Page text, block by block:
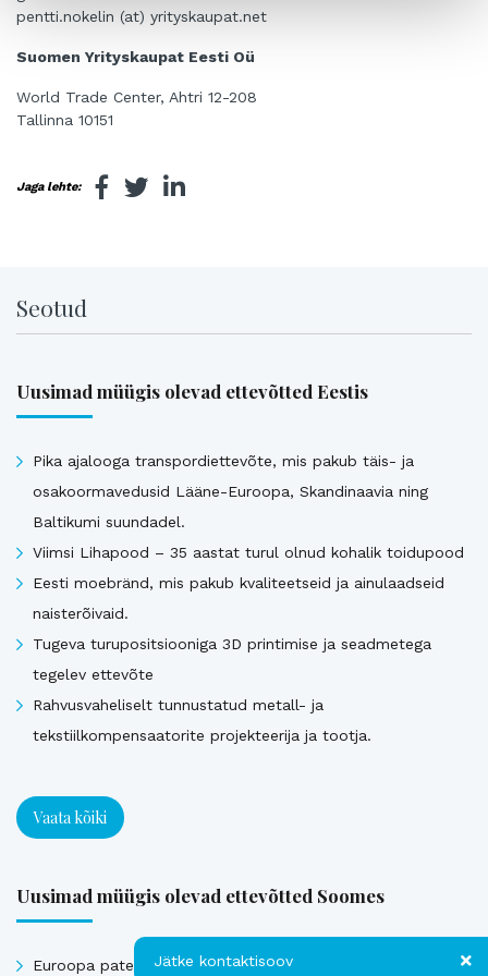
pentti.nokelin (at) yrityskaupat.net
Suomen Yrityskaupat Eesti Oü
World Trade Center, Ahtri 12-208
Tallinna 10151
Jaga lehte:
Seotud
Uusimad müügis olevad ettevõtted Eestis
Pika ajalooga transpordiettevõte, mis pakub täis- ja
osakoormavedusid Lääne-Euroopa, Skandinaavia ning
Baltikumi suundadel.
Viimsi Lihapood – 35 aastat turul olnud kohalik toidupood
Eesti moebränd, mis pakub kvaliteetseid ja ainulaadseid
naisterõivaid.
Tugeva turupositsiooniga 3D printimise ja seadmetega
tegelev ettevõte
Rahvusvaheliselt tunnustatud metall- ja
tekstiilkompensaatorite projekteerija ja tootja.
Vaata kõiki
Uusimad müügis olevad ettevõtted Soomes
Euroopa patendiga kaitstud uuenduslik ja suure
Jätke kontaktisoov